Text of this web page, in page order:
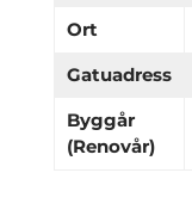
Ort
Gatuadress
Byggår
(Renovår)